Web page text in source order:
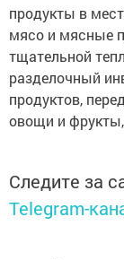
продукты в
мясо и мясные
тщательной
разделочный
продуктов,
овощи и
Следите за
Telegram-